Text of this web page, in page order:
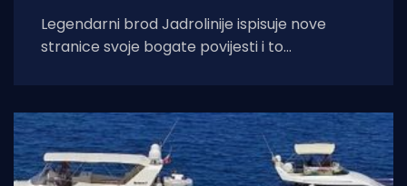
Legendarni brod Jadrolinije ispisuje nove
stranice svoje bogate povijesti i to